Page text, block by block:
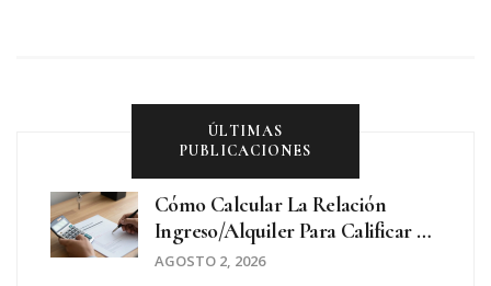
ÚLTIMAS
PUBLICACIONES
Cómo Calcular La Relación
Ingreso/alquiler Para Calificar En
Argentina
AGOSTO 2, 2026